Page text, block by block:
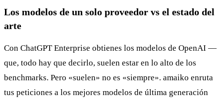
Los modelos de un solo proveedor vs el estado del
arte
Con ChatGPT Enterprise obtienes los modelos de OpenAI —
que, todo hay que decirlo, suelen estar en lo alto de los
benchmarks. Pero «suelen» no es «siempre». amaiko enruta
tus peticiones a los mejores modelos de última generación